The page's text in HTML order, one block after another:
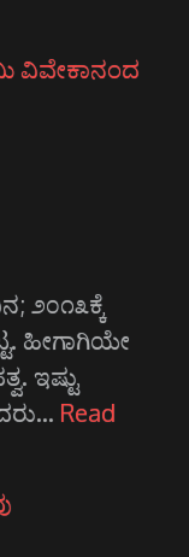
ವಿವೇಕಾನಂದ
೨೦೧೩ಕ್ಕೆ
ಹೀಗಾಗಿಯೇ
ಇಷ್ಟು
Read